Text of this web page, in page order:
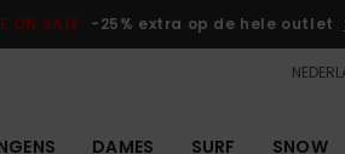
ON SALE -25% extra op de hele outlet
DAMES SURF SNOW